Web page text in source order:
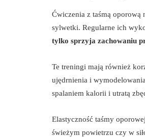
Ćwiczenia z taśmą oporową
sylwetki. Regularne ich
tylko sprzyja zachowaniu
Te treningi mają również
ujędrnienia i
spalaniem kalorii i utratą
Elastyczność taśmy
świeżym powietrzu czy w